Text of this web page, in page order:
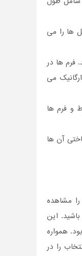
ها را می
فرم ها در
می
و فرم ها
آن ها
مشاهده
این
همواره
را در